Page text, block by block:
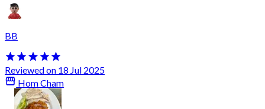
BB
Reviewed on 18 Jul 2025
Hom Cham